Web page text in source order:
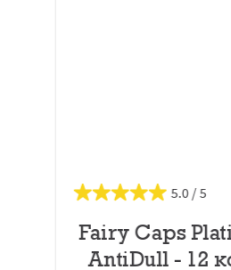
5.0
Fairy Caps
AntiDull - 12